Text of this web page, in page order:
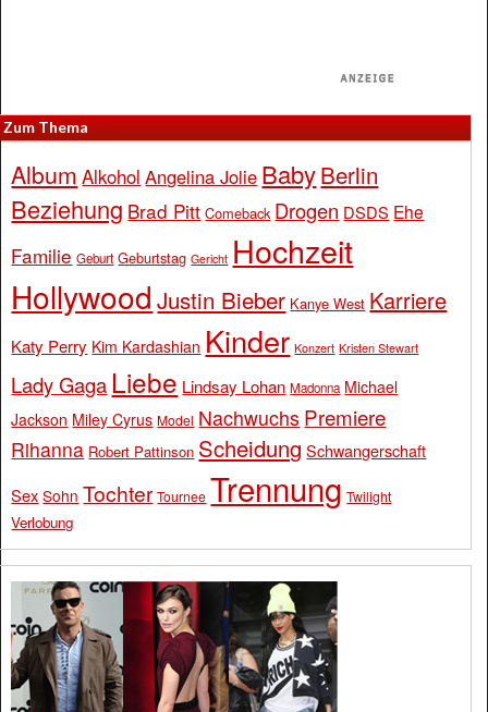
Zum Thema
Album Alkohol Angelina Jolie BabyBerlin
Beziehung Brad Pitt Comeback Drogen DSDS Ehe
Familie Geburt Geburtstag Gericht Hochzeit
Hollywood Justin Bieber Kanye West Karriere
Katy Perry Kim Kardashian Kinder Konzert Kristen Stewart
Lady Gaga Liebe Lindsay Lohan Madonna Michael
Jackson Miley Cyrus Model Nachwuchs Premiere
Rihanna Robert Pattinson Scheidung Schwangerschaft
Sex Sohn Tochter Tournee Trennung Twilight
Verlobung